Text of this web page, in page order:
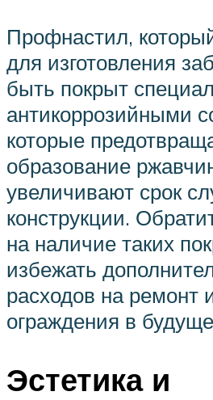
Профнастил,
для изготовления
быть покрыт
антикоррозийными
которые
образование
увеличивают срок
конструкции.
на наличие таких
избежать
расходов на ремонт
ограждения в
Эстетика и